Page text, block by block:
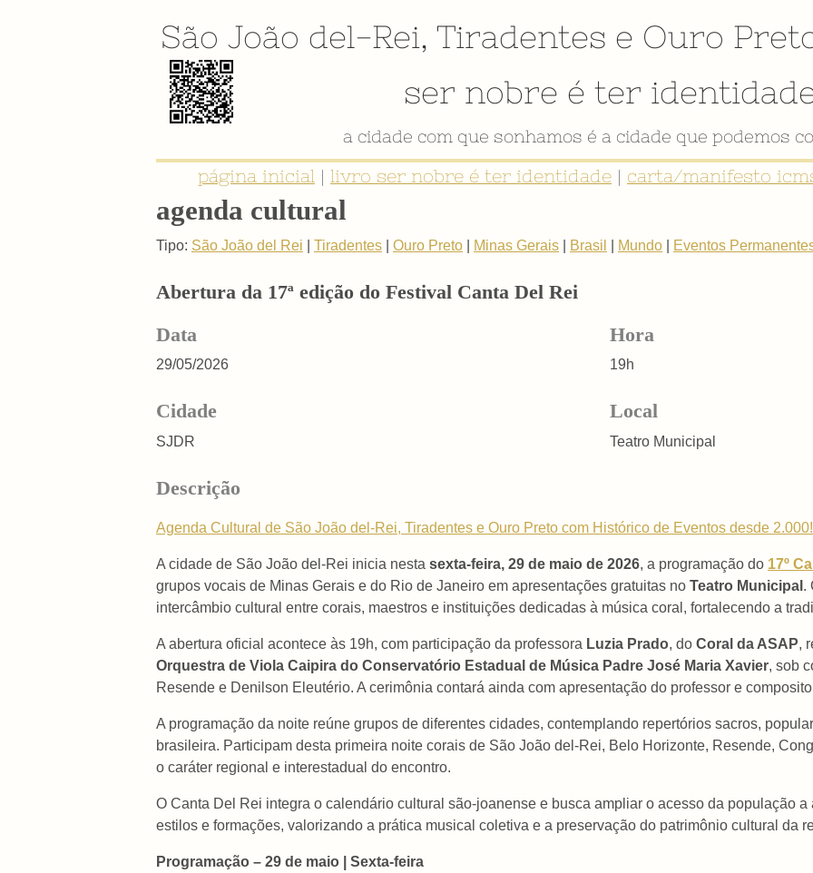
São João del-Rei, Tiradentes e Ouro
ser nobre é ter
a cidade com que sonhamos é a cidade que podemos
página inicial | livro ser nobre é ter identidade | carta/manifesto
agenda cultural
Tipo: São João del Rei Tiradentes Ouro Preto Minas Gerais Brasil Mundo Eventos
Abertura da 17ª edição do Festival Canta Del Rei
Data
29/05/2026
Hora
19h
Cidade
SJDR
Local
Teatro Municipal
Descrição
Agenda Cultural de São João del-Rei, Tiradentes e Ouro Preto com Histórico de Eventos desde 2.000!
A cidade de São João del-Rei inicia nesta sexta-feira, 29 de maio de 2026, a programação do 17º
grupos vocais de Minas Gerais e do Rio de Janeiro em apresentações gratuitas no Teatro Municipal .
intercâmbio cultural entre corais, maestros e instituições dedicadas à música coral, fortalecendo a
A abertura oficial acontece às 19h, com participação da professora Luzia Prado, do Coral da ASAP,
Orquestra de Viola Caipira do Conservatório Estadual de Música Padre José Maria Xavier, sob
Resende e Denilson Eleutério. A cerimônia contará ainda com apresentação do professor e
A programação da noite reúne grupos de diferentes cidades, contemplando repertórios sacros,
brasileira. Participam desta primeira noite corais de São João del-Rei, Belo Horizonte, Resende,
o caráter regional e interestadual do encontro.
O Canta Del Rei integra o calendário cultural são-joanense e busca ampliar o acesso da população
estilos e formações, valorizando a prática musical coletiva e a preservação do patrimônio cultural da
Programação – 29 de maio | Sexta-feira